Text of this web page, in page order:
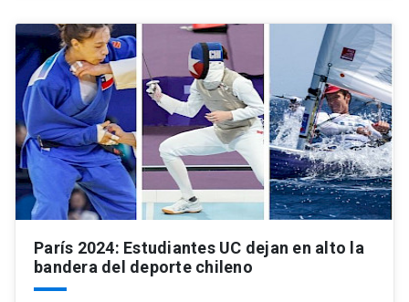
París 2024: Estudiantes UC dejan en alto la
bandera del deporte chileno